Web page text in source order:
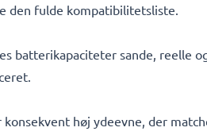
den fulde kompatibilitetsliste.
batterikapaciteter sande, reelle
høj ydeevne, der